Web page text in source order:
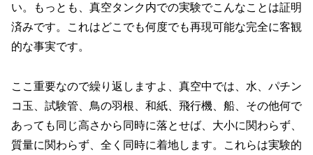
い。もっとも、真空タンク内での実験でこんなことは証明
済みです。これはどこでも何度でも再現可能な完全に客観
的な事実です。
ここ重要なので繰り返しますよ、真空中では、水、パチン
コ玉、試験管、鳥の羽根、和紙、飛行機、船、その他何で
あっても同じ高さから同時に落とせば、大小に関わらず、
質量に関わらず、全く同時に着地します。これらは実験的